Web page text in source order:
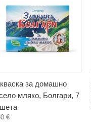
за домашно
мляко, Болгари, 7
€